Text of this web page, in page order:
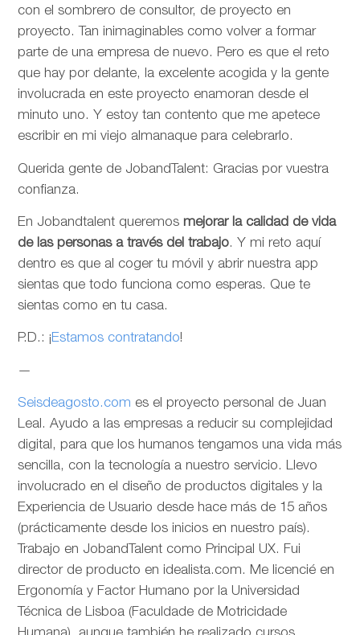
con el sombrero de consultor, de proyecto en
proyecto. Tan inimaginables como volver a formar
parte de una empresa de nuevo. Pero es que el reto
que hay por delante, la excelente acogida y la gente
involucrada en este proyecto enamoran desde el
minuto uno. Y estoy tan contento que me apetece
escribir en mi viejo almanaque para celebrarlo.
Querida gente de JobandTalent: Gracias por vuestra
confianza.
En Jobandtalent queremos mejorar la calidad de vida
de las personas a través del trabajo. Y mi reto aquí
dentro es que al coger tu móvil y abrir nuestra app
sientas que todo funciona como esperas. Que te
sientas como en tu casa.
P.D.: ¡Estamos contratando!
—
Seisdeagosto.com es el proyecto personal de Juan
Leal. Ayudo a las empresas a reducir su complejidad
digital, para que los humanos tengamos una vida más
sencilla, con la tecnología a nuestro servicio. Llevo
involucrado en el diseño de productos digitales y la
Experiencia de Usuario desde hace más de 15 años
(prácticamente desde los inicios en nuestro país).
Trabajo en JobandTalent como Principal UX. Fui
director de producto en idealista.com. Me licencié en
Ergonomía y Factor Humano por la Universidad
Técnica de Lisboa (Faculdade de Motricidade